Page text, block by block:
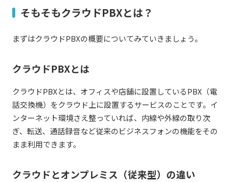
そもそもクラウドPBXとは？
まずはクラウドPBXの概要についてみていきましょう。
クラウドPBXとは
クラウドPBXとは、オフィスや店舗に設置しているPBX（電
話交換機）をクラウド上に設置するサービスのことです。イ
ンターネット環境さえ整っていれば、内線や外線の取り次
ぎ、転送、通話録音など従来のビジネスフォンの機能をその
まま利用できます。
クラウドとオンプレミス（従来型）の違い